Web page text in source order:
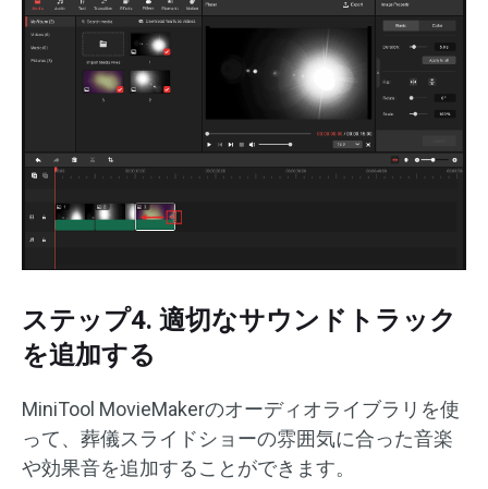
ステップ4. 適切なサウンドトラック
を追加する
MiniTool MovieMakerのオーディオライブラリを使
って、葬儀スライドショーの雰囲気に合った音楽
や効果音を追加することができます。